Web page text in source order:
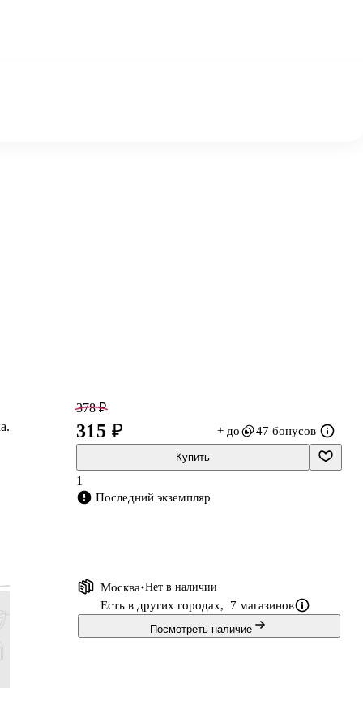
378 ₽
315 ₽ + до 47 бонусов
Купить
1
Последний экземпляр
Москва Нет в наличии
Есть в других городах, 7 магазинов
Посмотреть наличие